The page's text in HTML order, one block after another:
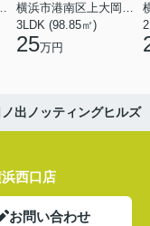
三ツ沢上町
横浜市港南区上大岡東２丁目
3LDK (98.85㎡)
25万円
出ノッティングヒルズ
西口店
お問い合わせ